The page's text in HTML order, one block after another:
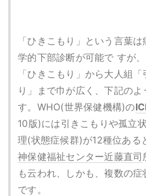
「ひきこもり」という言葉
学的下部診断が可能で すが
「ひきこもり」から大人組
り」まで巾が広く、下記の
す。WHO(世界保健機構)の
10版)には引きこもりや孤立
理(状態症候群)が12種位ある
神保健福祉センター近藤直司
も云われ、しかも、複数の
です。